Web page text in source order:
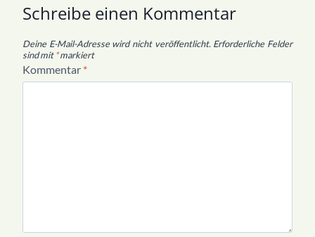
Schreibe einen Kommentar
Deine E-Mail-Adresse wird nicht veröffentlicht. Erforderliche Felder
sind mit*markiert
Kommentar *